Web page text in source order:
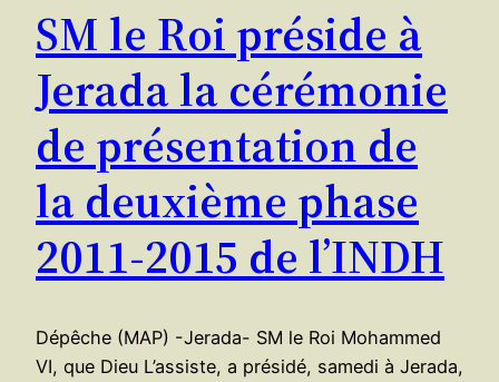
SM le Roi préside à
Jerada la cérémonie
de présentation de
la deuxième phase
2011-2015 de l’INDH
Dépêche (MAP) -Jerada- SM le Roi Mohammed
VI, que Dieu L’assiste, a présidé, samedi à Jerada,